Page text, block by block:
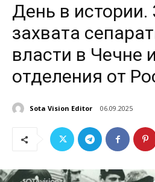
День в истории.
захвата
власти в Чечне
отделения от
Sota Vision Editor 06.09.2025